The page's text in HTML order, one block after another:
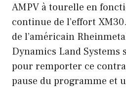
AMPV à tourelle en
continue de l’effort
de l’américain
Dynamics Land Systems
pour remporter ce
pause du programme et